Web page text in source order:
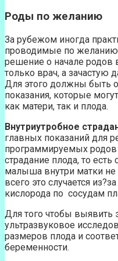
Роды по желанию
За рубежом иногда
проводимые по
решение о начале родов
только врач, а зачастую
Для этого должны быть
показания, которые
как матери, так и плода.
Внутриутробное
главных показаний для
программируемых родов
страдание плода, то
малыша внутри матки
всего это случается
кислорода по сосудам
Для того чтобы выявить
ультразвуковое
размеров плода и
беременности.